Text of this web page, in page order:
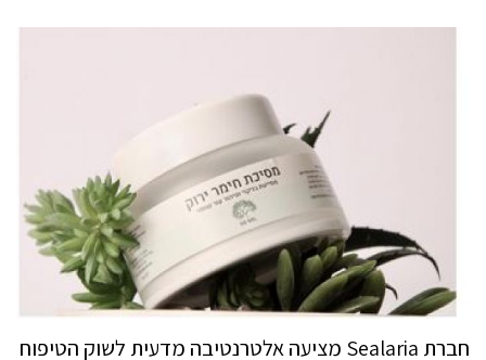
חברת Sealaria מציעה אלטרנטיבה מדעית לשוק הטיפוח